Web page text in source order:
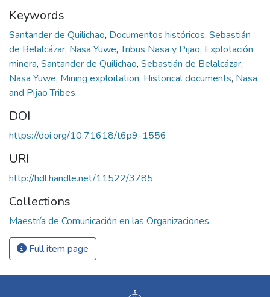
Keywords
Santander de Quilichao, Documentos históricos, Sebastián
de Belalcázar, Nasa Yuwe,Tribus Nasa y Pijao, Explotación
minera, Santander de Quilichao, Sebastián de Belalcázar,
Nasa Yuwe, Mining exploitation, Historical documents, Nasa
and Pijao Tribes
DOI
https://doi.org/10.71618/t6p9-1556
URI
http://hdl.handle.net/11522/3785
Collections
Maestría de Comunicación en las Organizaciones
Full item page